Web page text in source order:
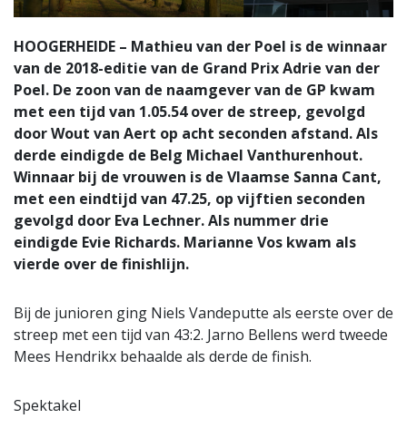
HOOGERHEIDE – Mathieu van der Poel is de winnaar
van de 2018-editie van de Grand Prix Adrie van der
Poel. De zoon van de naamgever van de GP kwam
met een tijd van 1.05.54 over de streep, gevolgd
door Wout van Aert op acht seconden afstand. Als
derde eindigde de Belg Michael Vanthurenhout.
Winnaar bij de vrouwen is de Vlaamse Sanna Cant,
met een eindtijd van 47.25, op vijftien seconden
gevolgd door Eva Lechner. Als nummer drie
eindigde Evie Richards. Marianne Vos kwam als
vierde over de finishlijn.
Bij de junioren ging Niels Vandeputte als eerste over de
streep met een tijd van 43:2. Jarno Bellens werd tweede
Mees Hendrikx behaalde als derde de finish.
Spektakel